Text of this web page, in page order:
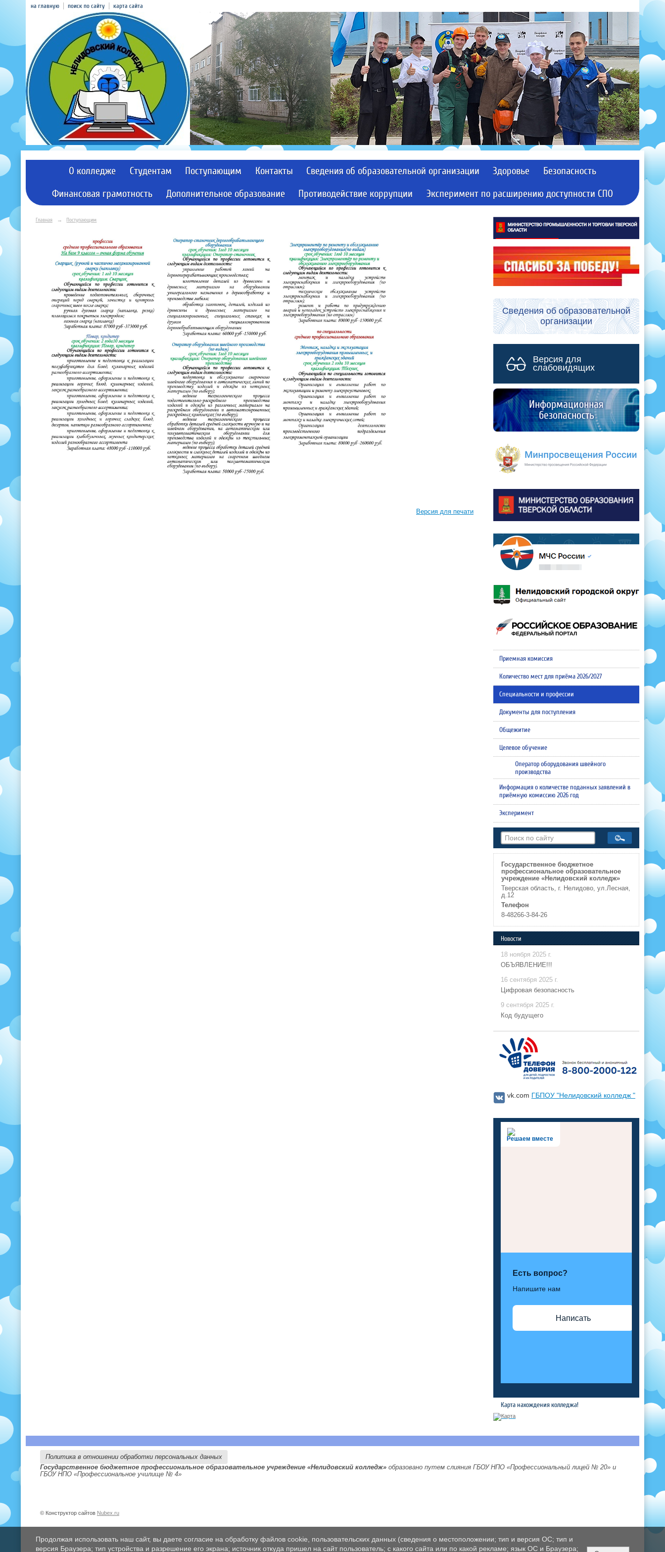
на главную поиск по сайту карта сайта
О колледже Студентам Поступающим Контакты Сведения об образовательной организации Здоровье
Безопасность
Финансовая грамотность
Дополнительное образование Противодействие коррупции Эксперимент по расширению доступности СПО
Главная → Поступающим
Версия для печати
Сведения об образовательной
организации
Версия для
слабовидящих
Информационная
безопасность
Приемная комиссия
Количество мест для приёма 2026/2027
Специальности и профессии
Документы для поступления
Общежитие
Целевое обучение
Оператор оборудования швейного
производства
Информация о количестве поданных заявлений в
приёмную комиссию 2026 год
Эксперимент
Государственное бюджетное
профессиональное образовательное
учреждение «Нелидовский колледж»
Тверская область, г. Нелидово, ул.Лесная,
д.12
Телефон
8-48266-3-84-26
Новости
18 ноября 2025 г.
ОБЪЯВЛЕНИЕ!!!
16 сентября 2025 г.
Цифровая безопасность
9 сентября 2025 г.
Код будущего
vk.com ГБПОУ "Нелидовский колледж "
Решаем вместе
Есть вопрос?
Напишите нам
Написать
Карта нахождения колледжа!
Политика в отношении обработки персональных данных
Государственное бюджетное профессиональное образовательное учреждение «Нелидовский колледж» образовано путем слияния ГБОУ НПО «Профессиональный лицей № 20» и
ГБОУ НПО «Профессиональное училище № 4»
© Конструктор сайтов Nubex.ru
Продолжая использовать наш сайт, вы даете согласие на обработку файлов cookie, пользовательских данных (сведения о местоположении; тип и версия ОС; тип и
версия Браузера; тип устройства и разрешение его экрана; источник откуда пришел на сайт пользователь; с какого сайта или по какой рекламе; язык ОС и Браузера;